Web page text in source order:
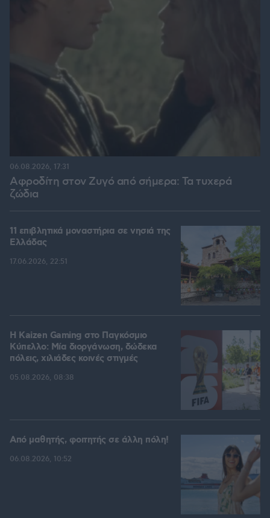
Αφροδίτη στον Ζυγό από σήμερα: Τα τυχερά
ζώδια
06.08.2026, 17:31
11 επιβλητικά μοναστήρια σε νησιά της
Ελλάδας
17.06.2026, 22:51
H Kaizen Gaming στο Παγκόσμιο
Kύπελλο: Μία διοργάνωση, δώδεκα
πόλεις, χιλιάδες κοινές στιγμές
05.08.2026, 08:38
Από μαθητής, φοιτητής σε άλλη πόλη!
06.08.2026, 10:52